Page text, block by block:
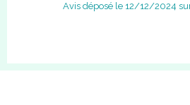
Avis déposé le 12/12/2024